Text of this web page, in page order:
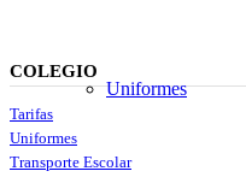
Uniformes
COLEGIO
Tarifas
Uniformes
Transporte Escolar